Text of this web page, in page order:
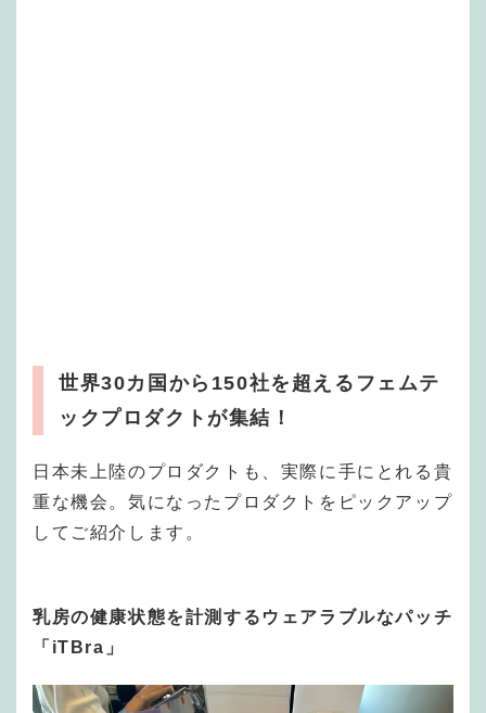
世界30カ国から150社を超えるフェムテ
ックプロダクトが集結！
日本未上陸のプロダクトも、実際に手にとれる貴
重な機会。気になったプロダクトをピックアップ
してご紹介します。
乳房の健康状態を計測するウェアラブルなパッチ
「iTBra」